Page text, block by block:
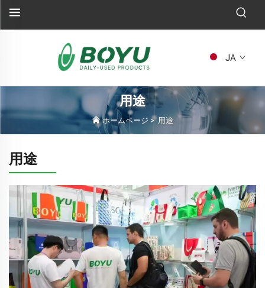
JA
用途
ホームページ > 用途
用途